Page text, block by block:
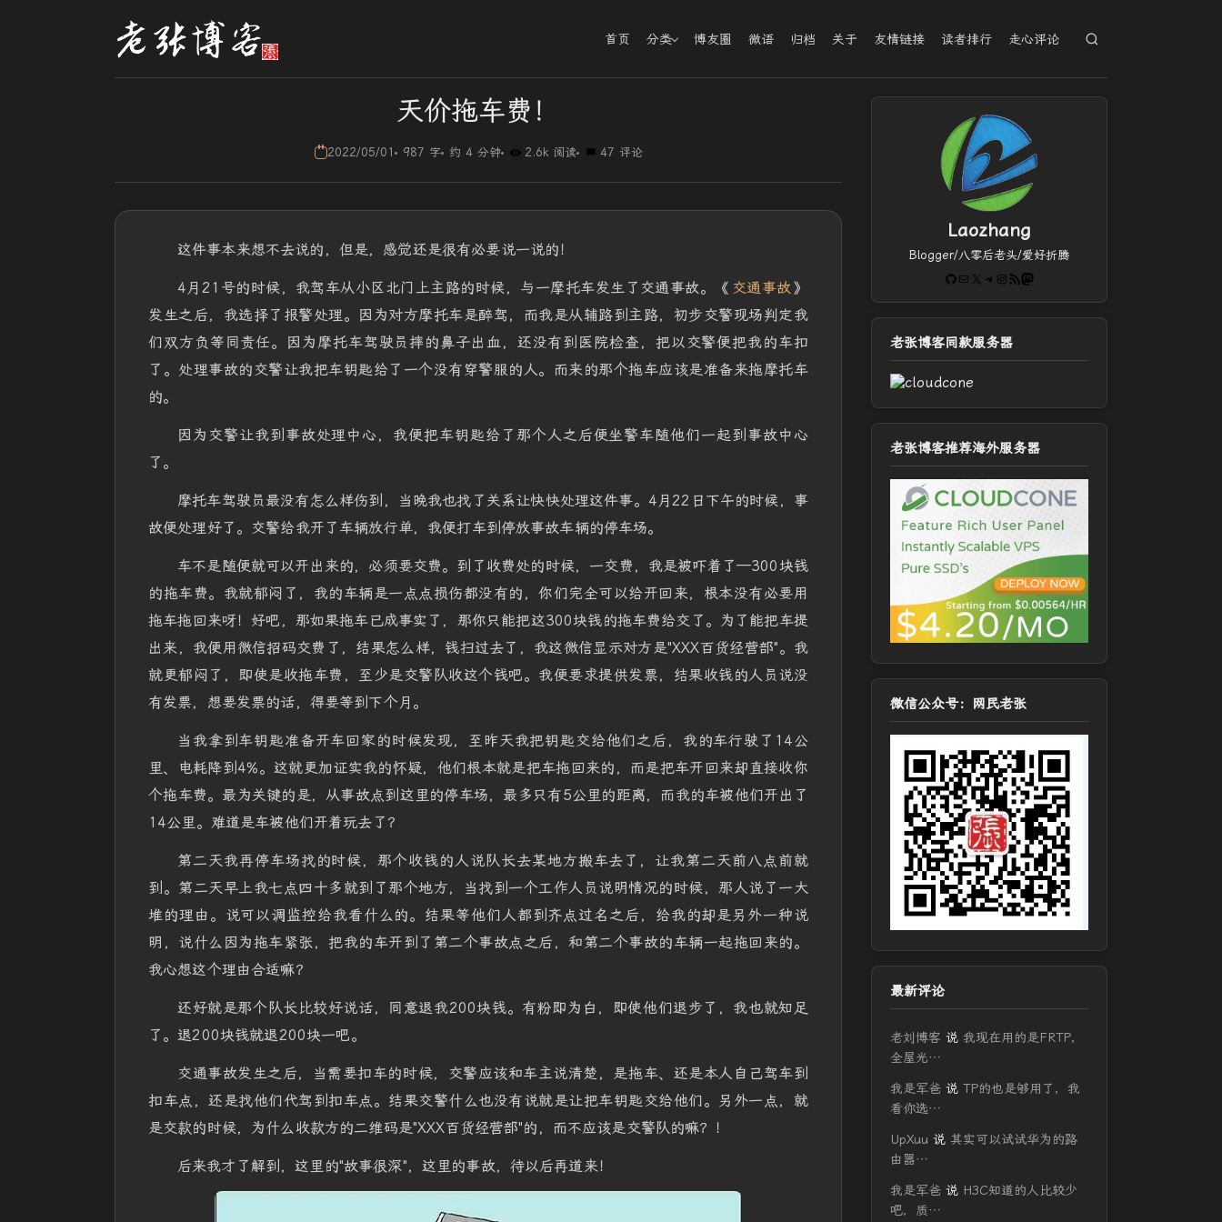
首页 分类 博友圈 微语 归档 关于 友情链接 读者排行 走心评论
天价拖车费！
2022/05/01 987 字 约 4 分钟 2.6k 阅读 47 评论
这件事本来想不去说的，但是，感觉还是很有必要说一说的！
4月21号的时候，我驾车从小区北门上主路的时候，与一摩托车发生了交通事故。《 交通事故 》
发生之后，我选择了报警处理。因为对方摩托车是醉驾，而我是从辅路到主路，初步交警现场判定我
们双方负等同责任。因为摩托车驾驶员摔的鼻子出血，还没有到医院检查，把以交警便把我的车扣
了。处理事故的交警让我把车钥匙给了一个没有穿警服的人。而来的那个拖车应该是准备来拖摩托车
的。
因为交警让我到事故处理中心，我便把车钥匙给了那个人之后便坐警车随他们一起到事故中心
了。
摩托车驾驶员最没有怎么样伤到，当晚我也找了关系让快快处理这件事。4月22日下午的时候，事
故便处理好了。交警给我开了车辆放行单，我便打车到停放事故车辆的停车场。
车不是随便就可以开出来的，必须要交费。到了收费处的时候，一交费，我是被吓着了—300块钱
的拖车费。我就郁闷了，我的车辆是一点点损伤都没有的，你们完全可以给开回来，根本没有必要用
拖车拖回来呀！好吧，那如果拖车已成事实了，那你只能把这300块钱的拖车费给交了。为了能把车提
出来，我便用微信招码交费了，结果怎么样，钱扫过去了，我这微信显示对方是"XXX百货经营部"。我
就更郁闷了，即使是收拖车费，至少是交警队收这个钱吧。我便要求提供发票，结果收钱的人员说没
有发票，想要发票的话，得要等到下个月。
当我拿到车钥匙准备开车回家的时候发现，至昨天我把钥匙交给他们之后，我的车行驶了14公
里、电耗降到4%。这就更加证实我的怀疑，他们根本就是把车拖回来的，而是把车开回来却直接收你
个拖车费。最为关键的是，从事故点到这里的停车场，最多只有5公里的距离，而我的车被他们开出了
14公里。难道是车被他们开着玩去了？
第二天我再停车场找的时候，那个收钱的人说队长去某地方搬车去了，让我第二天前八点前就
到。第二天早上我七点四十多就到了那个地方，当找到一个工作人员说明情况的时候，那人说了一大
堆的理由。说可以调监控给我看什么的。结果等他们人都到齐点过名之后，给我的却是另外一种说
明，说什么因为拖车紧张，把我的车开到了第二个事故点之后，和第二个事故的车辆一起拖回来的。
我心想这个理由合适嘛？
还好就是那个队长比较好说话，同意退我200块钱。有粉即为白，即使他们退步了，我也就知足
了。退200块钱就退200块一吧。
交通事故发生之后，当需要扣车的时候，交警应该和车主说清楚，是拖车、还是本人自己驾车到
扣车点，还是找他们代驾到扣车点。结果交警什么也没有说就是让把车钥匙交给他们。另外一点，就
是交款的时候，为什么收款方的二维码是"XXX百货经营部"的，而不应该是交警队的嘛？！
后来我才了解到，这里的"故事很深"，这里的事故，待以后再道来！
Laozhang
Blogger/八零后老头/爱好折腾
GitHub
电子邮件 X Telegram
Instagram
RSS FeedMastodon
老张博客同款服务器
老张博客推荐海外服务器
微信公众号：网民老张
最新评论
老刘博客 说 我现在用的是FRTP，
全屋光…
我是军爸 说 TP的也是够用了，我
看你选…
UpXuu 说 其实可以试试华为的路
由器…
我是军爸 说 H3C知道的人比较少
吧，质…